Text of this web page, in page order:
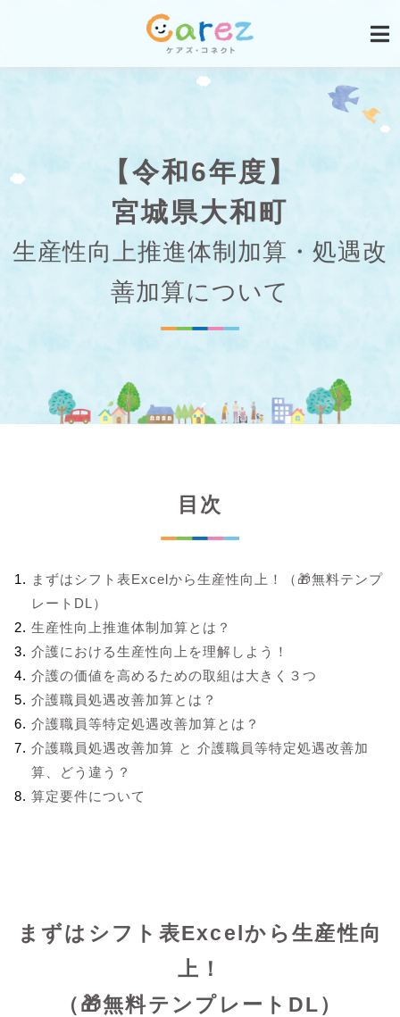
【令和6年度】
宮城県大和町
生産性向上推進体制加算・処遇改
善加算について
目次
まずはシフト表Excelから生産性向上！（🎁無料テンプ
レートDL）
生産性向上推進体制加算とは？
介護における生産性向上を理解しよう！
介護の価値を高めるための取組は大きく３つ
介護職員処遇改善加算とは？
介護職員等特定処遇改善加算とは？
介護職員処遇改善加算 と 介護職員等特定処遇改善加
算、どう違う？
算定要件について
まずはシフト表Excelから生産性向
上！
（🎁無料テンプレートDL）